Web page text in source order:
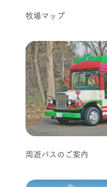
牧場マップ
周遊バスのご案内